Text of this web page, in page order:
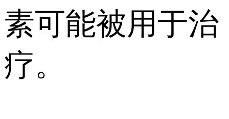
素可能被用于治
疗。